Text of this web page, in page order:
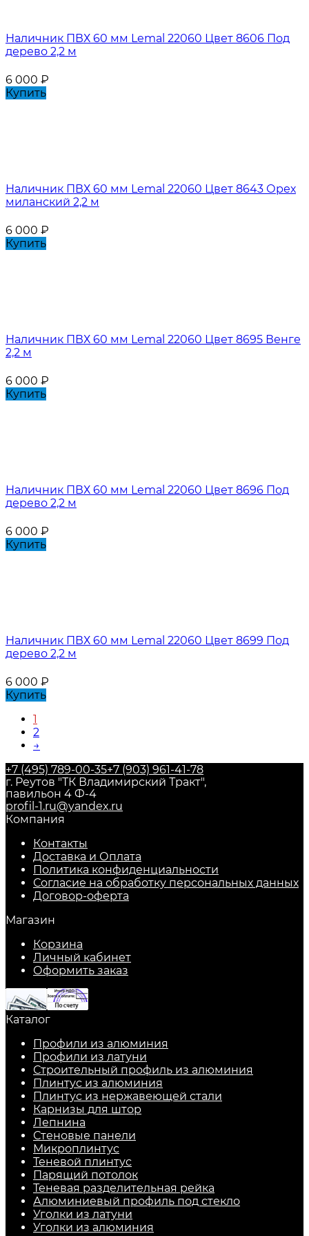
Наличник ПВХ 60 мм Lemal 22060 Цвет 8606 Под
дерево 2,2 м
6 000 ₽
Купить
Наличник ПВХ 60 мм Lemal 22060 Цвет 8643 Орех
миланский 2,2 м
6 000 ₽
Купить
Наличник ПВХ 60 мм Lemal 22060 Цвет 8695 Венге
2,2 м
6 000 ₽
Купить
Наличник ПВХ 60 мм Lemal 22060 Цвет 8696 Под
дерево 2,2 м
6 000 ₽
Купить
Наличник ПВХ 60 мм Lemal 22060 Цвет 8699 Под
дерево 2,2 м
6 000 ₽
Купить
1
2
→
+7 (495) 789-00-35+7 (903) 961-41-78
г. Реутов "ТК Владимирский Тракт",
павильон 4 Ф-4
profil-1.ru@yandex.ru
Компания
Контакты
Доставка и Оплата
Политика конфиденциальности
Согласие на обработку персональных данных
Договор-оферта
Магазин
Корзина
Личный кабинет
Оформить заказ
Каталог
Профили из алюминия
Профили из латуни
Строительный профиль из алюминия
Плинтус из алюминия
Плинтус из нержавеющей стали
Карнизы для штор
Лепнина
Стеновые панели
Микроплинтус
Теневой плинтус
Парящий потолок
Теневая разделительная рейка
Алюминиевый профиль под стекло
Уголки из латуни
Уголки из алюминия